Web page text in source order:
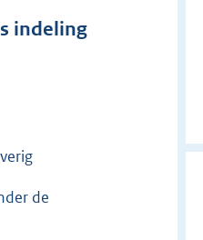
indeling
de